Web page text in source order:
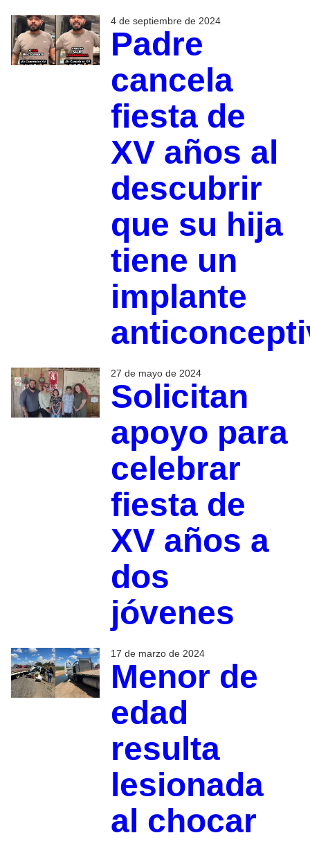
4 de septiembre de 2024
Padre
cancela
fiesta de
XV años al
descubrir
que su hija
tiene un
implante
27 de mayo de 2024
Solicitan
apoyo para
celebrar
fiesta de
XV años a
dos
jóvenes
17 de marzo de 2024
Menor de
edad
resulta
lesionada
al chocar